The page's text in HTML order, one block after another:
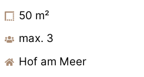
50 m²
max. 3
Hof am Meer